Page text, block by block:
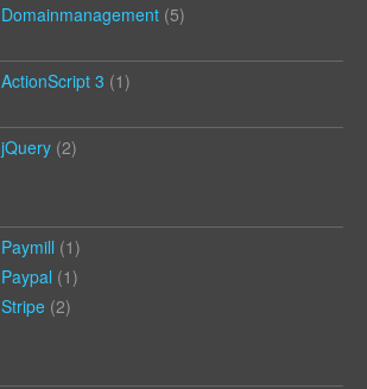
Domainmanagement (5)
ActionScript 3 (1)
jQuery (2)
Paymill (1)
Paypal (1)
Stripe (2)